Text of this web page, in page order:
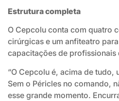
Estrutura completa
O Cepcolu conta com quatro
cirúrgicas e um anfiteatro
capacitações de profissionais
“O Cepcolu é, acima de tudo,
Sem o Péricles no comando,
esse grande momento.